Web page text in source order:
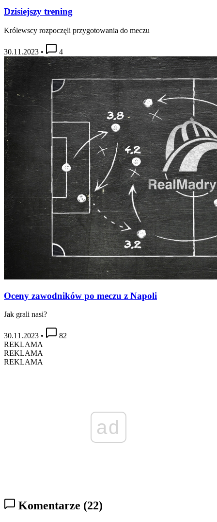
Dzisiejszy trening
Królewscy rozpoczęli przygotowania do meczu
30.11.2023 • 4
Oceny zawodników po meczu z Napoli
Jak grali nasi?
30.11.2023 •
82
REKLAMA
REKLAMA
REKLAMA
ad
Komentarze (22)